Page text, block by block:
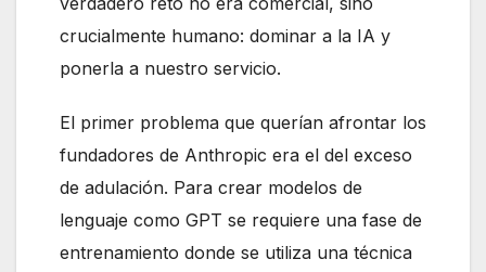
crucialmente humano: dominar a la IA y
ponerla a nuestro servicio.
El primer problema que querían afrontar los
fundadores de Anthropic era el del exceso
de adulación. Para crear modelos de
lenguaje como GPT se requiere una fase de
entrenamiento donde se utiliza una técnica